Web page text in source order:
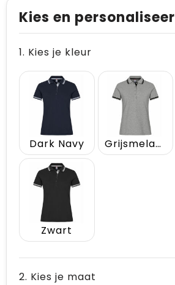
Kies en personaliseer
1. Kies je kleur
Dark Navy Grijsmelange
Zwart
2. Kies je maat